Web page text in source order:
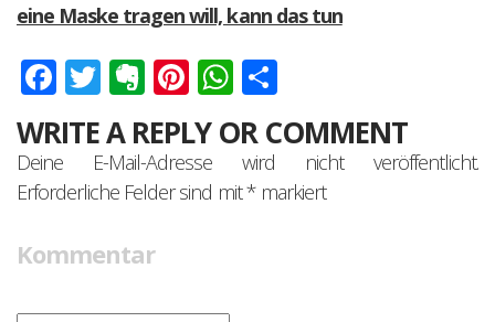
eine Maske tragen will, kann das tun
Facebook
Twitter
Evernote
Pinterest
WhatsApp
WRITE A REPLY OR COMMENT
Deine E-Mail-Adresse wird nicht veröffentlicht.
Erforderliche Felder sind mit*markiert
Kommentar